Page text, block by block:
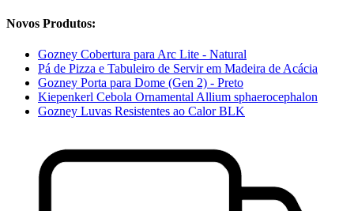
Novos Produtos:
Gozney Cobertura para Arc Lite - Natural
Pá de Pizza e Tabuleiro de Servir em Madeira de Acácia
Gozney Porta para Dome (Gen 2) - Preto
Kiepenkerl Cebola Ornamental Allium sphaerocephalon
Gozney Luvas Resistentes ao Calor BLK